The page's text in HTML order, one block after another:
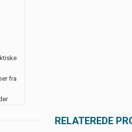
fra
RELATEREDE